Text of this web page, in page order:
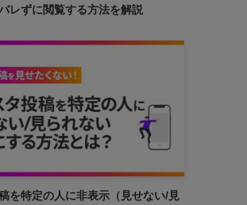
レずに閲覧する方法を解説
を特定の人に非表示（見せない/見